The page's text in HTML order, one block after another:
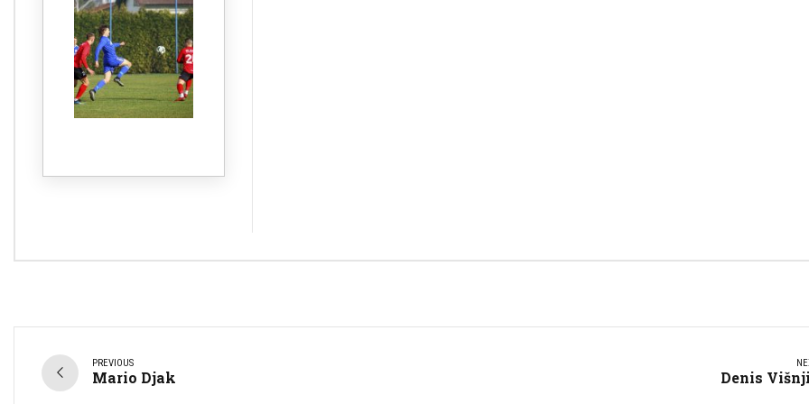
PREVIOUS
Mario Djak Denis